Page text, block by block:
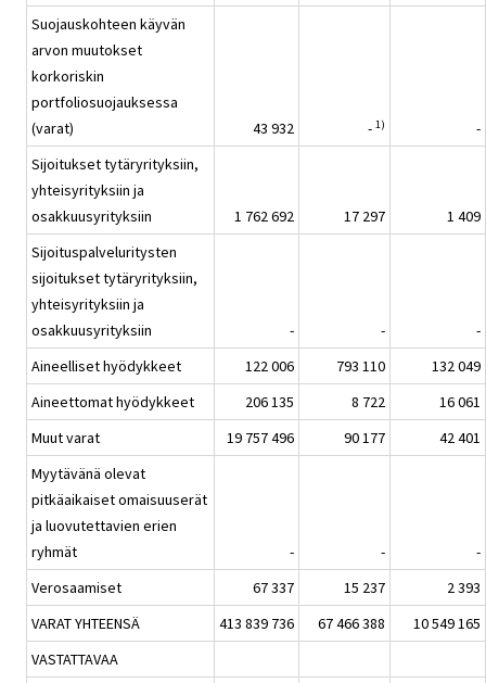
Suojauskohteen käyvän
arvon muutokset
korkoriskin
portfoliosuojauksessa
(varat)
43 932 - 1)
-
Sijoitukset tytäryrityksiin,
yhteisyrityksiin ja
osakkuusyrityksiin
1 762 692 17 297
1 409
Sijoituspalveluritysten
sijoitukset tytäryrityksiin,
yhteisyrityksiin ja
osakkuusyrityksiin
- -
-
Aineelliset hyödykkeet
122 006 793 110
132 049
Aineettomat hyödykkeet
206 135 8 722
16 061
Muut varat
19 757 496 90 177
42 401
Myytävänä olevat
pitkäaikaiset omaisuuserät
ja luovutettavien erien
ryhmät
- -
-
Verosaamiset
67 337 15 237
2 393
VARAT YHTEENSÄ
413 839 736 67 466 388
10 549 165
VASTATTAVAA